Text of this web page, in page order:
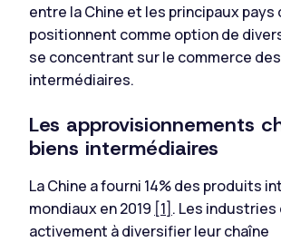
entre la Chine et les principaux pays
positionnent comme option de
se concentrant sur le commerce
intermédiaires.
Les approvisionnements
biens intermédiaires
La Chine a fourni 14% des produits
mondiaux en 2019 [1]. Les
activement à diversifier leur chaîne